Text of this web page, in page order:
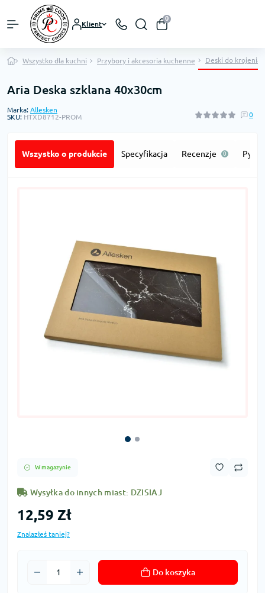
Klient
0
Wszystko dla kuchni Przybory i akcesoria kuchenne Deski do krojenia
Aria Deska szklana 40x30cm
Marka: Allesken
SKU: HTXD8712-PROM 0
Wszystko o produkcie Specyfikacja Recenzje 0
W magazynie
Wysyłka do innych miast: DZISIAJ
12,59 Zł
Znalazłeś taniej?
Do koszyka